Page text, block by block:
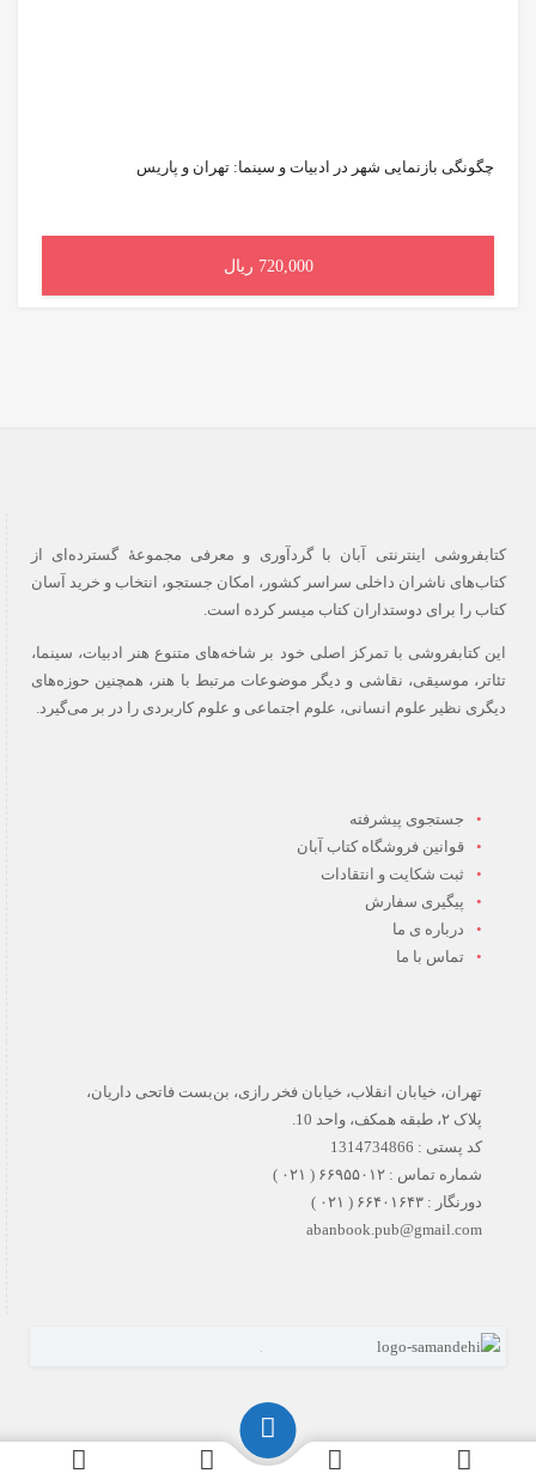
چگونگی بازنمایی شهر در ادبیات و سینما: تهران و پاریس
720,000 ریال
افزودن به سبد خرید
کتابفروشی اینترنتی آبان با گردآوری و معرفی مجموعۀ گسترده‌ای از
کتاب‌های ناشران داخلی سراسر کشور، امکان جستجو، انتخاب و خرید آسان
کتاب را برای دوستداران کتاب میسر کرده است.
این کتابفروشی با تمرکز اصلی خود بر شاخه‌های متنوع هنر ادبیات، سینما،
تئاتر، موسیقی، نقاشی و دیگر موضوعات مرتبط با هنر، همچنین حوزه‌های
دیگری نظیر علوم انسانی، علوم اجتماعی و علوم کاربردی را در بر می‌گیرد.
جستجوی پیشرفته
قوانین فروشگاه کتاب آبان
ثبت شکایت و انتقادات
پیگیری سفارش
درباره ی ما
تماس با ما
تهران، خیابان انقلاب، خیابان فخر رازی، بن‌بست فاتحی داریان،
پلاک ۲، طبقه همکف، واحد 10.
کد پستی : 1314734866
شماره تماس : ۶۶۹۵۵۰۱۲ ( ۰۲۱ )
دورنگار : ۶۶۴۰۱۶۴۳ ( ۰۲۱ )
abanbook.pub@gmail.com